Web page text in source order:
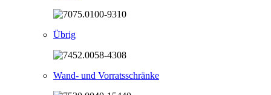
Übrig
Wand- und Vorratsschränke